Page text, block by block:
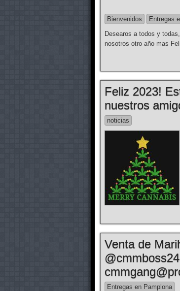
Bienvenidos
Entregas
Desearos a todos y
nosotros otro año mas
Feliz 2023!
nuestros
noticias
Venta de
Entregas en Pamplona